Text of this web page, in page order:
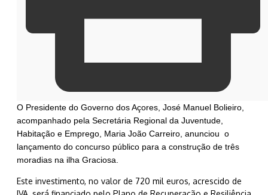
O Presidente do Governo dos Açores, José Manuel Bolieiro,
acompanhado pela Secretária Regional da Juventude,
Habitação e Emprego, Maria João Carreiro, anunciou o
lançamento do concurso público para a construção de três
moradias na ilha Graciosa.
Este investimento, no valor de 720 mil euros, acrescido de